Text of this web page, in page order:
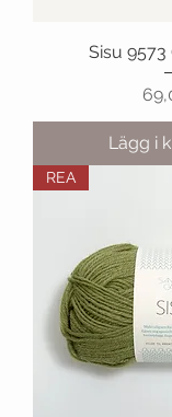
Sisu
Pris
Lägg i
REA